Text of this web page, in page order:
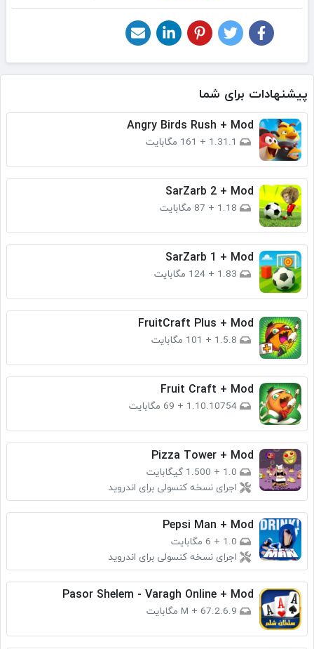
پیشنهادات برای شما
Angry Birds Rush + Mod
1.31.1
+ 161 مگابایت
SarZarb 2 + Mod
1.18
+ 87 مگابایت
SarZarb 1 + Mod
1.83
+ 124 مگابایت
FruitCraft Plus + Mod
1.5.8
+ 101 مگابایت
Fruit Craft + Mod
1.10.10754
+ 69 مگابایت
Pizza Tower + Mod
1.0
+ 1.500 گیگابایت
اجرای نسخه کنسولی برای اندروید
Pepsi Man + Mod
1.0
+ 6 مگابایت
اجرای نسخه کنسولی برای اندروید
Pasor Shelem - Varagh Online + Mod
2.6.9.M
+ 67 مگابایت